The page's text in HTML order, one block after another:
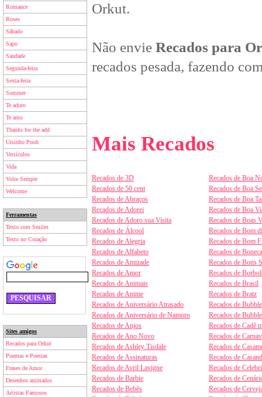
Romance
Roses
Sábado
Sapo
Saudade
Segunda-feira
Sexta-feira
Summer
Te adoro
Te amo
Thanks for the add
Ursinho Pooh
Versículos
Vida
Volte Sempre
Welcome
Ferramentas
Texto com Smiles
Texto no Coração
Sites amigos
Recados para Orkut
Poemas e Poesias
Frases de Amor
Desenhos animados
Artistas Famosos
Orkut.
Não envie Recados para
recados pesada, fazendo
Mais Recados
Recados de 3D
Recados de 50 cent
Recados de Abraços
Recados de Adorei
Recados de Adoro sua Visita
Recados de Álcool
Recados de Alegria
Recados de Alfabeto
Recados de Amizade
Recados de Amor
Recados de Animais
Recados de Anime
Recados de Aniversário Atrasado
Recados de Aniversário de Namoro
Recados de Anjos
Recados de Ano Novo
Recados de Ashley Tisdale
Recados de Assinaturas
Recados de Avril Lavigne
Recados de Barbie
Recados de Bebês
Recados de Boa
Recados de Boa
Recados de Boa
Recados de Boa
Recados de Boas
Recados de Bom
Recados de Bom
Recados de
Recados de Bons
Recados de
Recados de Brasil
Recados de Bratz
Recados de
Recados de
Recados de Cadê
Recados de
Recados de
Recados de
Recados de
Recados de
Recados de